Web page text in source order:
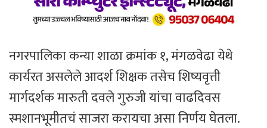
नगरपालिका कन्या शाळा क्रमांक १, मंगळवेढा येथे
कार्यरत असलेले आदर्श शिक्षक तसेच शिष्यवृत्ती
मार्गदर्शक मारुती दवले गुरुजी यांचा वाढदिवस
स्मशानभूमीतचं साजरा करायचा असा निर्णय घेतला.